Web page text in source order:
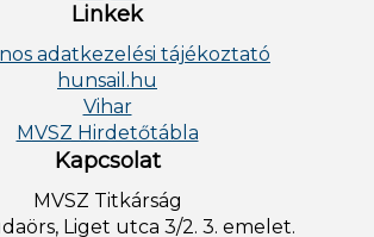
Linkek
adatkezelési tájékoztató
hunsail.hu
Vihar
MVSZ Hirdetőtábla
Kapcsolat
MVSZ Titkárság
Liget utca 3/2. 3. emelet.